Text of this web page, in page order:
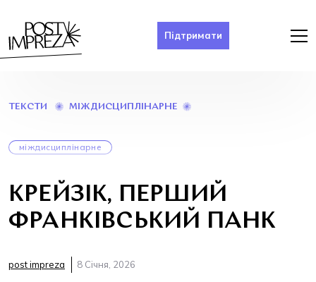
Підтримати
ТЕКСТИ МІЖДИСЦИПЛІНАРНЕ
міждисциплінарне
КРЕЙЗІК, ПЕРШИЙ
ФРАНКІВСЬКИЙ ПАНК
post impreza 8 Січня, 2026